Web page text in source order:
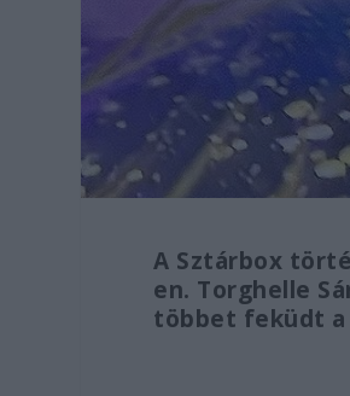
A Sztárbox
en. Torghelle
többet feküdt